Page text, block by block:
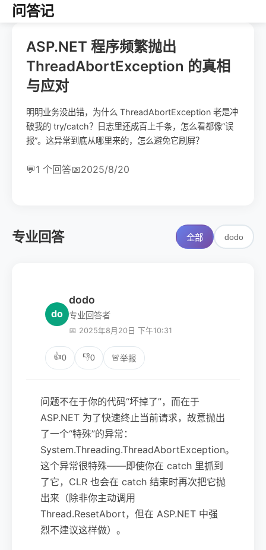
问答记
ASP.NET 程序频繁抛出
ThreadAbortException 的真相
与应对
明明业务没出错，为什么 ThreadAbortException 老是冲
破我的 try/catch？日志里还成百上千条，怎么看都像“误
报”。这异常到底从哪里来的，怎么避免它刷屏？
💬1 个回答📅2025/8/20
专业回答 全部 dodo
do
dodo
专业回答者
📅 2025年8月20日 下午10:31
👍0 👎0 🚨举报
问题不在于你的代码“坏掉了”，而在于
ASP.NET 为了快速终止当前请求，故意抛出
了一个“特殊”的异常：
System.Threading.ThreadAbortException。
这个异常很特殊——即使你在 catch 里抓到
了它，CLR 也会在 catch 结束时再次把它抛
出来（除非你主动调用
Thread.ResetAbort，但在 ASP.NET 中强
烈不建议这样做）。